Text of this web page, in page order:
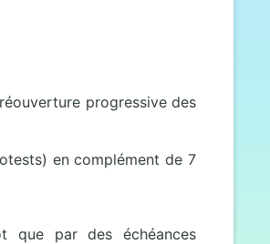
progressive des
en complément de 7
que par des échéances